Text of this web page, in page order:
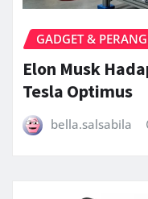
GADGET &
Elon Musk
Tesla Optimus
bella.salsabila